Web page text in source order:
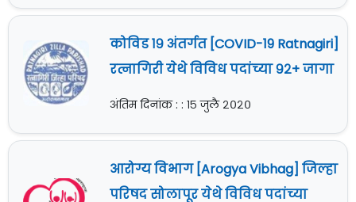
कोविड १९ अंतर्गत [COVID-19 Ratnagiri]
रत्नागिरी येथे विविध पदांच्या ९२+ जागा
अंतिम दिनांक : : १५ जुलै २०२०
आरोग्य विभाग [Arogya Vibhag] जिल्हा
परिषद सोलापूर येथे विविध पदांच्या